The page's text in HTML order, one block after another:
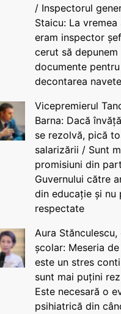
/ Inspectorul
Staicu: La vremea
eram inspector
cerut să depunem
documente pentru
decontarea
Vicepremierul
Barna: Dacă
se rezolvă, pică
salarizării / Sunt
promisiuni din
Guvernului către
din educație și nu
respectate
Aura
școlar: Meseria
este un stres
sunt mai puțini
Este necesară o
psihiatrică din